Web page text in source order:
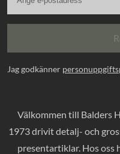
Jag godkänner
Välkommen till Balders
1973 drivit detalj- och
presentartiklar. Hos